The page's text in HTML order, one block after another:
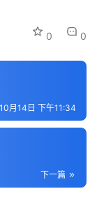
0 0
月14日 下午11:34
下一篇